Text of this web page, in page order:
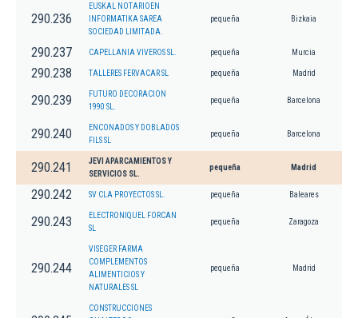
290.236
EUSKAL NOTARIOEN
INFORMATIKA SAREA
SOCIEDAD LIMITADA.
pequeña Bizkaia
290.237 CAPELLANIA VIVEROS SL. pequeña Murcia
290.238 TALLERES FERVACAR SL pequeña Madrid
290.239
FUTURO DECORACION
1990 SL.
pequeña Barcelona
290.240
ENCONADOS Y DOBLADOS
FILS SL
pequeña Barcelona
290.241
JEVI APARCAMIENTOS Y
SERVICIOS SL.
pequeña Madrid
290.242 SV CLA PROYECTOS SL. pequeña Baleares
290.243
ELECTRONIQUEL FORCAN
SL
pequeña Zaragoza
290.244
VISEGER FARMA
COMPLEMENTOS
ALIMENTICIOS Y
NATURALES SL
pequeña Madrid
CONSTRUCCIONES